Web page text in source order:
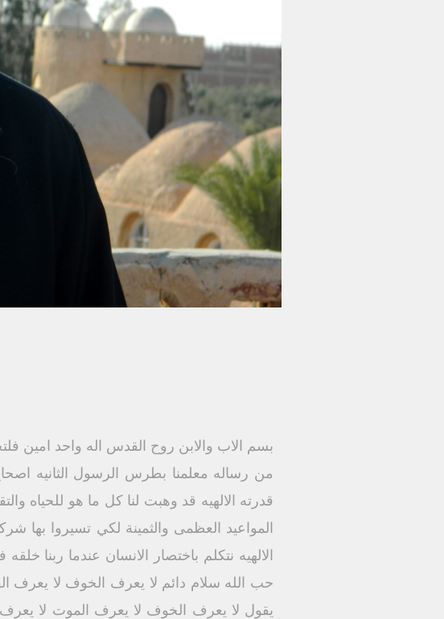
بسم الاب والابن روح القدس اله واحد امين
من رساله معلمنا بطرس الرسول الثانيه
قدرته الالهيه قد وهبت لنا كل ما هو للحياه
المواعيد العظمى والثمينة لكي تسيروا بها
الالهيه نتكلم باختصار الانسان عندما
حب الله سلام دائم لا يعرف الخوف لا يعرف
يقول لا يعرف الخوف لا يعرف الموت لا